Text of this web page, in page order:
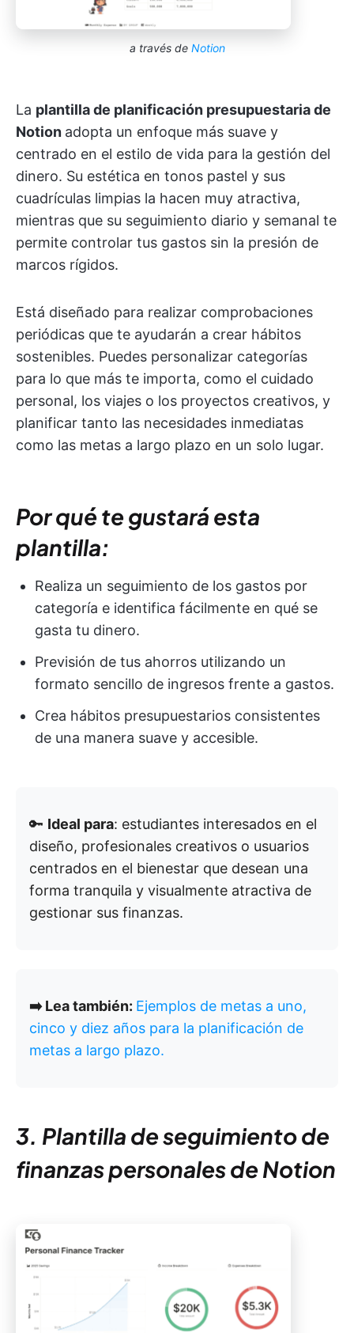
a través de Notion
La plantilla de planificación presupuestaria de
Notion adopta un enfoque más suave y
centrado en el estilo de vida para la gestión del
dinero. Su estética en tonos pastel y sus
cuadrículas limpias la hacen muy atractiva,
mientras que su seguimiento diario y semanal te
permite controlar tus gastos sin la presión de
marcos rígidos.
Está diseñado para realizar comprobaciones
periódicas que te ayudarán a crear hábitos
sostenibles. Puedes personalizar categorías
para lo que más te importa, como el cuidado
personal, los viajes o los proyectos creativos, y
planificar tanto las necesidades inmediatas
como las metas a largo plazo en un solo lugar.
Por qué te gustará esta
plantilla:
Realiza un seguimiento de los gastos por
categoría e identifica fácilmente en qué se
gasta tu dinero.
Previsión de tus ahorros utilizando un
formato sencillo de ingresos frente a gastos.
Crea hábitos presupuestarios consistentes
de una manera suave y accesible.
🔑 Ideal para: estudiantes interesados en el
diseño, profesionales creativos o usuarios
centrados en el bienestar que desean una
forma tranquila y visualmente atractiva de
gestionar sus finanzas.
➡️ Lea también: Ejemplos de metas a uno,
cinco y diez años para la planificación de
metas a largo plazo.
3. Plantilla de seguimiento de
finanzas personales de Notion